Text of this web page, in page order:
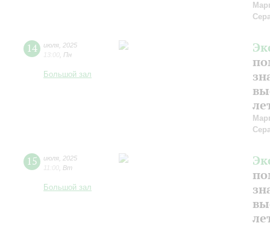
14 июля 2025
13:00 Пн
Большой зал
15 июля 2025
11:00 Вт
Большой зал